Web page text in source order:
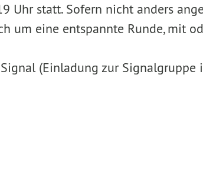
Uhr statt. Sofern nicht anders
um eine entspannte Runde, mit
(Einladung zur Signalgruppe